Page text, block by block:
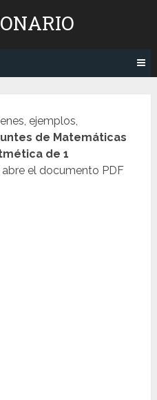
ejemplos,
de Matemáticas
de 1
abre el documento PDF